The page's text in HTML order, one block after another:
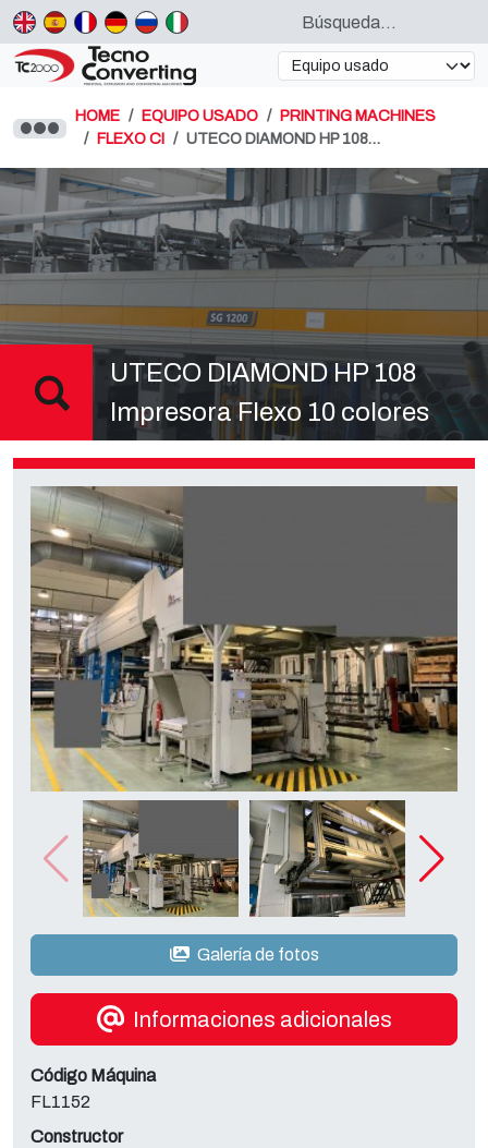
HOME EQUIPO USADO
PRINTING MACHINES
FLEXO CI
UTECO DIAMOND HP 108…
UTECO DIAMOND HP 108
Impresora Flexo 10 colores
Galería de fotos
Informaciones adicionales
Código Máquina
FL1152
Constructor